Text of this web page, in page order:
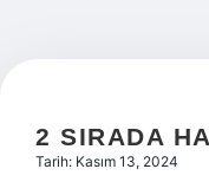
2 SIRADA
Tarih: Kasım 13, 2024